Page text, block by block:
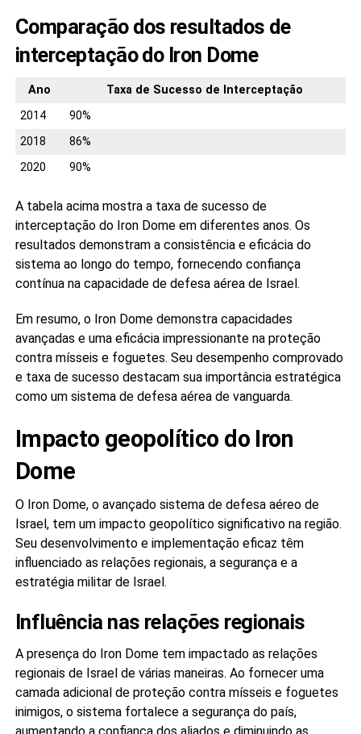
Comparação dos resultados de
interceptação do Iron Dome
Ano
Taxa de Sucesso de Interceptação
2014
90%
2018
86%
2020
90%
A tabela acima mostra a taxa de sucesso de
interceptação do Iron Dome em diferentes anos. Os
resultados demonstram a consistência e eficácia do
sistema ao longo do tempo, fornecendo confiança
contínua na capacidade de defesa aérea de Israel.
Em resumo, o Iron Dome demonstra capacidades
avançadas e uma eficácia impressionante na proteção
contra mísseis e foguetes. Seu desempenho comprovado
e taxa de sucesso destacam sua importância estratégica
como um sistema de defesa aérea de vanguarda.
Impacto geopolítico do Iron
Dome
O Iron Dome, o avançado sistema de defesa aéreo de
Israel, tem um impacto geopolítico significativo na região.
Seu desenvolvimento e implementação eficaz têm
influenciado as relações regionais, a segurança e a
estratégia militar de Israel.
Influência nas relações regionais
A presença do Iron Dome tem impactado as relações
regionais de Israel de várias maneiras. Ao fornecer uma
camada adicional de proteção contra mísseis e foguetes
inimigos, o sistema fortalece a segurança do país,
aumentando a confiança dos aliados e diminuindo as